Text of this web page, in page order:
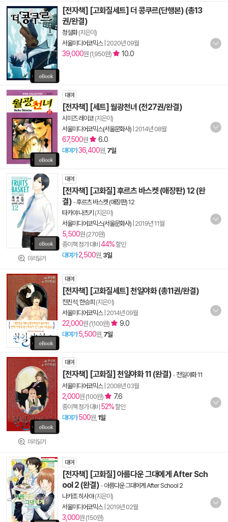
[전자책] [고화질세트] 더 콩쿠르(단행본) (총13
권/완결)
정설화(지은이)
서울미디어코믹스| 2020년 09월
39,000원 (1,950원) 10.0
대여
[전자책] [세트] 월광천녀 (전27권/완결)
시미즈 레이코(지은이)
서울미디어코믹스(서울문화사) 2014년 08월
67,500원 6.0
대여가36,400원, 7일
미리읽기
대여
[전자책] [고화질] 후르츠 바스켓 (애장판) 12 (완
결) -후르츠 바스켓 (애장판) 12
타카야 나츠키 (지은이)
서울미디어코믹스(서울문화사) 2019년 11월
5,500원 (270원)
종이책 정가 대비 44%할인
대여가 2,500원, 3일
대여
[전자책] [고화질세트] 천일야화 (총11권/완결)
전진석, 한승희 (지은이)
서울미디어코믹스| 2014년 09월
22,000원 (1,100원) 9.0
대여가 5,500원, 7일
미리읽기
대여
[전자책] [고화질] 천일야화 11 (완결) -천일야화 11
서울미디어코믹스| 2008년 03월
2,000원 (100원) 7.6
종이책 정가 대비 52%할인
대여가 500원, 1일
대여
[전자책] [고화질] 아름다운 그대에게 After Sch
ool 2 (완결) - 아름다운 그대에게 After School 2
나카조 히사야(지은이)
서울미디어코믹스| 2019년 02월
3,000원 (150원)